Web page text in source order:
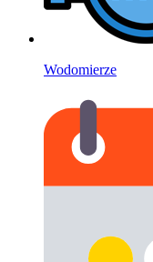
Wodomierze